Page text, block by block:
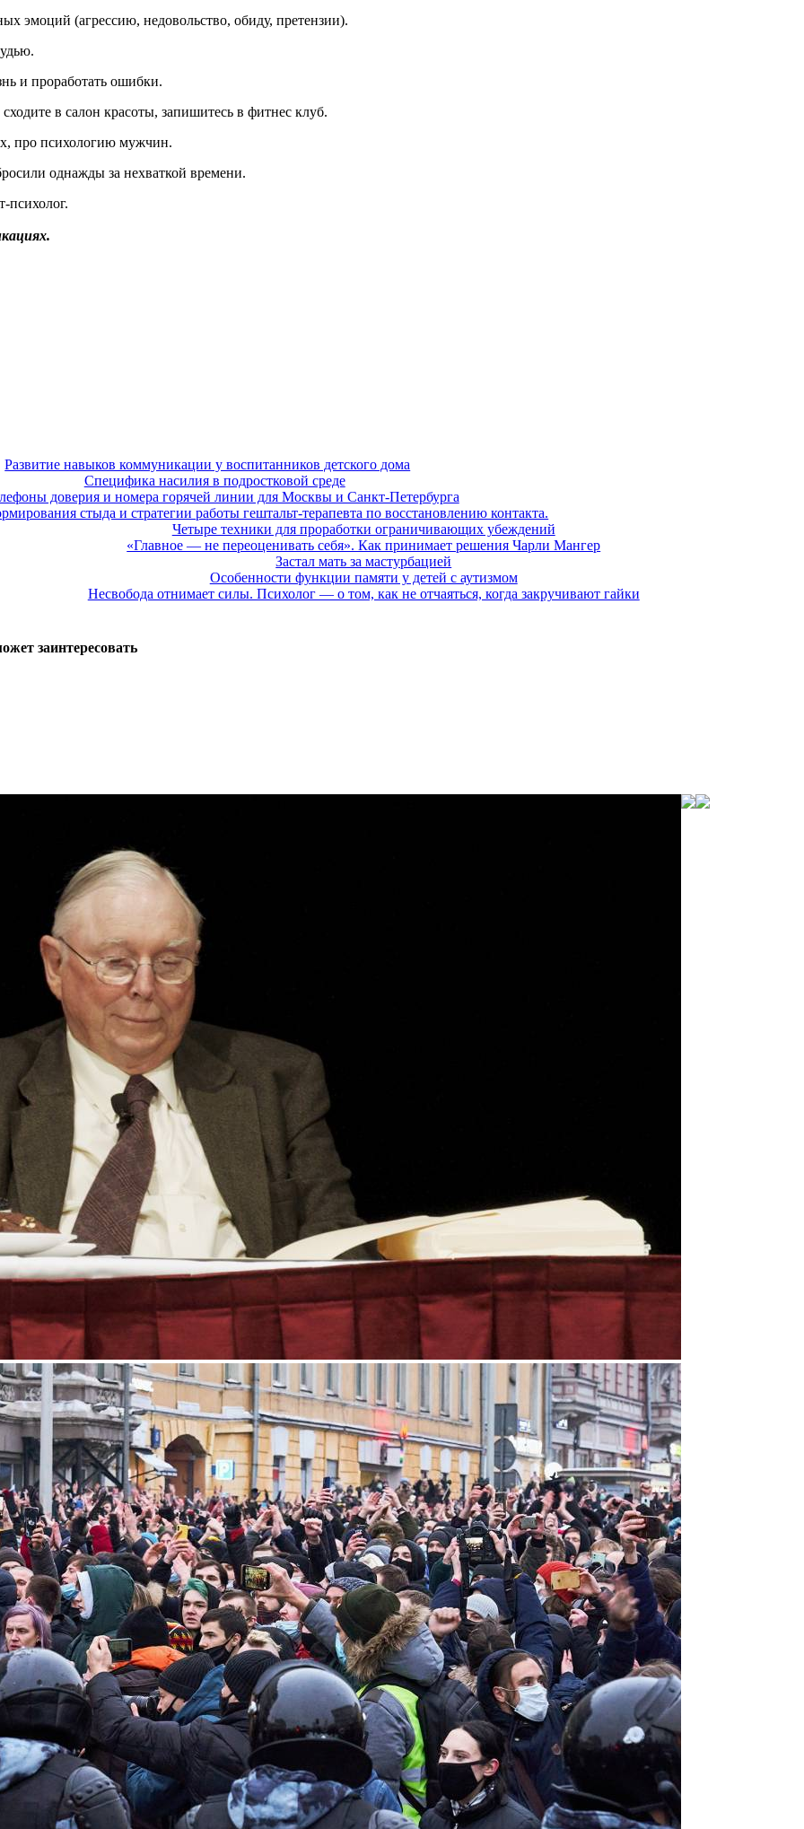
эмоций (агрессию, недовольство, обиду, претензии).
и проработать ошибки.
в салон красоты, запишитесь в фитнес клуб.
про психологию мужчин.
однажды за нехваткой времени.
психолог.
Развитие навыков коммуникации у воспитанников детского дома
Специфика насилия в подростковой среде
доверия и номера горячей линии для Москвы и Санкт-Петербурга
стыда и стратегии работы гештальт-терапевта по восстановлению контакта.
Четыре техники для проработки ограничивающих убеждений
«Главное — не переоценивать себя». Как принимает решения Чарли Мангер
Застал мать за мастурбацией
Особенности функции памяти у детей с аутизмом
Несвобода отнимает силы. Психолог — о том, как не отчаяться, когда закручивают гайки
заинтересовать